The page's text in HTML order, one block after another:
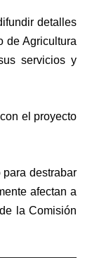
detalles
de Agricultura
servicios y
el proyecto
destrabar
afectan a
la Comisión